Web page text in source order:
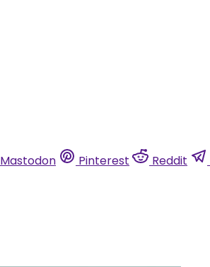
Mastodon Pinterest Reddit